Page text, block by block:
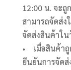
12:00 น. จะถู
สามารถจัดส่
จัดส่งสินค้าใ
• เมื่อสินค้าถู
ยืนยันการจัดส่